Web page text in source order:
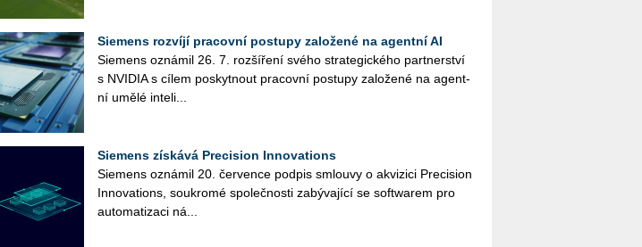
Siemens rozvíjí pracovní postupy založené na agentní AI
Sie­mens ozná­mil 26. 7. roz­ší­ře­ní svého stra­te­gic­ké­ho part­ner­ství
s NVI­DIA s cílem po­skyt­nout pra­cov­ní po­stu­py za­lo­že­né na agent­
ní umělé in­te­li­...
Siemens získává Precision Innovations
Sie­mens ozná­mil 20. čer­ven­ce pod­pis smlou­vy o akvi­zi­ci Pre­ci­si­on
In­no­vati­ons, sou­kro­mé spo­leč­nos­ti za­bý­va­jí­cí se soft­warem pro
au­to­ma­ti­za­ci ná­...